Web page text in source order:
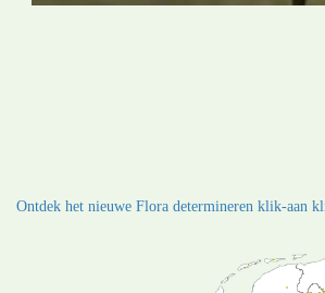
Ontdek het nieuwe Flora determineren klik-aan